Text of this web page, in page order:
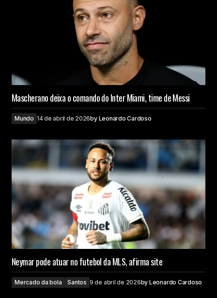
Mascherano deixa o comando do Inter Miami, time de Messi
Mundo 14 de abril de 2026by Leonardo Cardoso
Neymar pode atuar no futebol da MLS, afirma site
Mercado da bola Santos 9 de abril de 2026by Leonardo Cardoso